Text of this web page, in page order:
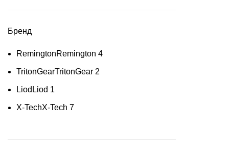
Бренд
RemingtonRemington 4
TritonGearTritonGear 2
Liod Liod 1
X-TechX-Tech 7